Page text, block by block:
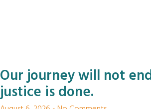
Our journey will not
justice is done.